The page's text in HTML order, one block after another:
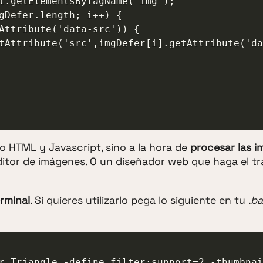
y Javascript, sino a la hora de procesar las
de imágenes. O un diseñador web que haga el
. Si quieres utilizarlo pega lo siguiente en tu